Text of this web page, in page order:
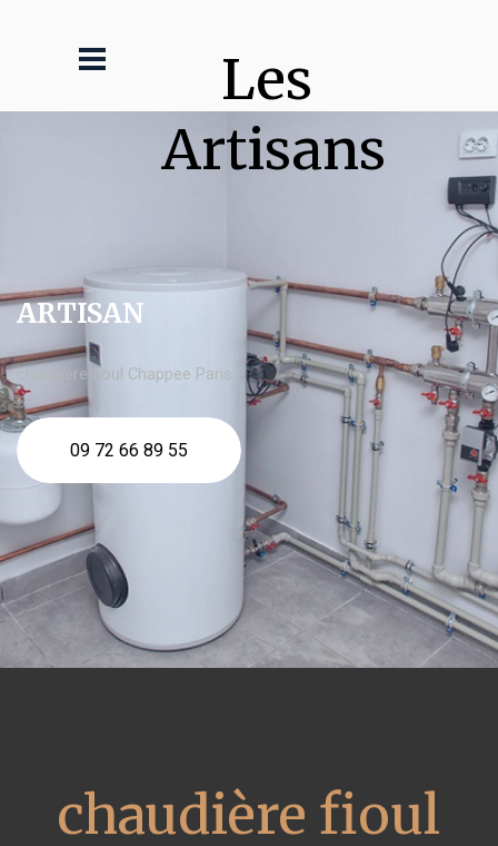
Les
Artisans
ARTISAN
chaudière fioul Chappee Paris
09 72 66 89 55
chaudière fioul